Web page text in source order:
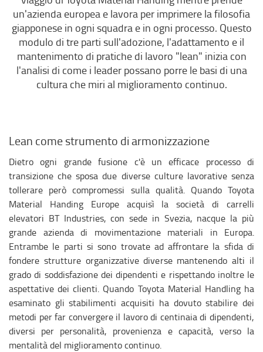
un'azienda europea e lavora per imprimere la filosofia
giapponese in ogni squadra e in ogni processo. Questo
modulo di tre parti sull'adozione, l'adattamento e il
mantenimento di pratiche di lavoro "lean" inizia con
l'analisi di come i leader possano porre le basi di una
cultura che miri al miglioramento continuo.
Lean come strumento di armonizzazione
Dietro ogni grande fusione c'è un efficace processo di
transizione che sposa due diverse culture lavorative senza
tollerare però compromessi sulla qualità. Quando Toyota
Material Handing Europe acquisì la società di carrelli
elevatori BT Industries, con sede in Svezia, nacque la più
grande azienda di movimentazione materiali in Europa.
Entrambe le parti si sono trovate ad affrontare la sfida di
fondere strutture organizzative diverse mantenendo alti il
grado di soddisfazione dei dipendenti e rispettando inoltre le
aspettative dei clienti. Quando Toyota Material Handling ha
esaminato gli stabilimenti acquisiti ha dovuto stabilire dei
metodi per far convergere il lavoro di centinaia di dipendenti,
diversi per personalità, provenienza e capacità, verso la
mentalità del miglioramento continuo.